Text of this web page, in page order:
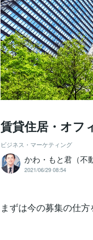
賃貸住居・オフ
ビジネス・マーケティング
かわ・もと君（不
2021/06/29 08:54
まずは今の募集の仕方